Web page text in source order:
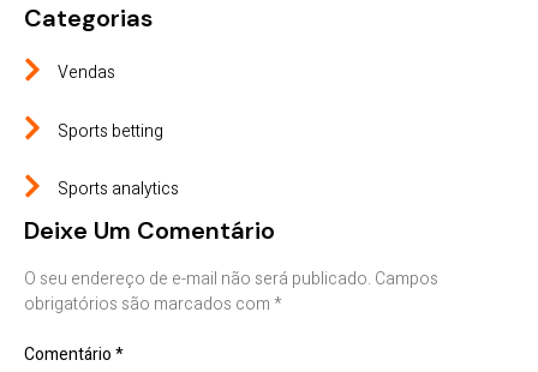
Categorias
Vendas
Sports betting
Sports analytics
Deixe Um Comentário
O seu endereço de e-mail não será publicado. Campos
obrigatórios são marcados com*
Comentário*